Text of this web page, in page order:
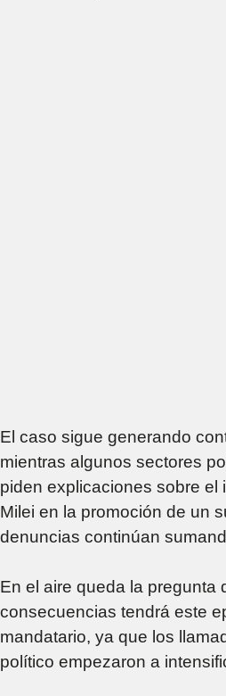
El caso sigue generando
mientras algunos sectores
piden explicaciones sobre el
Milei en la promoción de un
denuncias continúan
En el aire queda la pregunta
consecuencias tendrá este
mandatario, ya que los
político empezaron a